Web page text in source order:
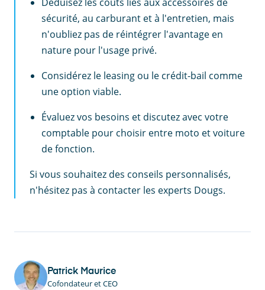
Déduisez les coûts liés aux accessoires de
sécurité, au carburant et à l'entretien, mais
n'oubliez pas de réintégrer l'avantage en
nature pour l'usage privé.
Considérez le leasing ou le crédit-bail comme
une option viable.
Évaluez vos besoins et discutez avec votre
comptable pour choisir entre moto et voiture
de fonction.
Si vous souhaitez des conseils personnalisés,
n'hésitez pas à contacter les experts Dougs.
Patrick Maurice
Cofondateur et CEO